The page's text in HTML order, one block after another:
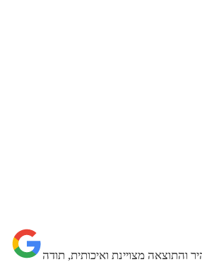
והתוצאה מצויינת ואיכותית, תודה